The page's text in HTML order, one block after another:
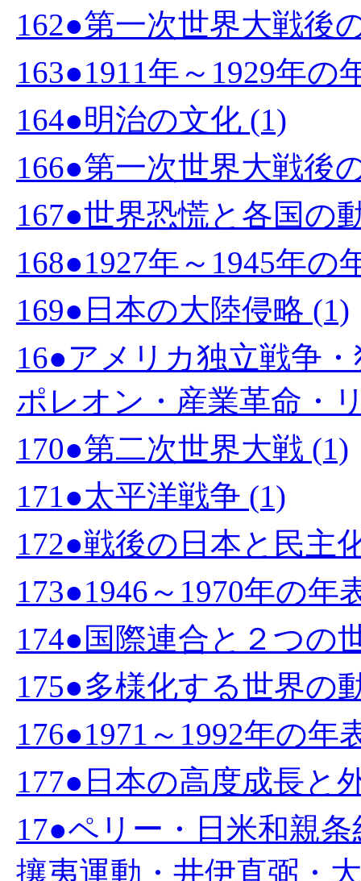
162●第一次世界大戦後
163●1911年～1929年の
164●明治の文化 (1)
166●第一次世界大戦後
167●世界恐慌と各国の
168●1927年～1945年の
169●日本の大陸侵略 (1)
16●アメリカ独立戦争
ポレオン・産業革命・
170●第二次世界大戦 (1)
171●太平洋戦争 (1)
172●戦後の日本と民主
173●1946～1970年の年
174●国際連合と２つの
175●多様化する世界の
176●1971～1992年の年
177●日本の高度成長と
17●ペリー・日米和親
攘夷運動・井伊直弼・